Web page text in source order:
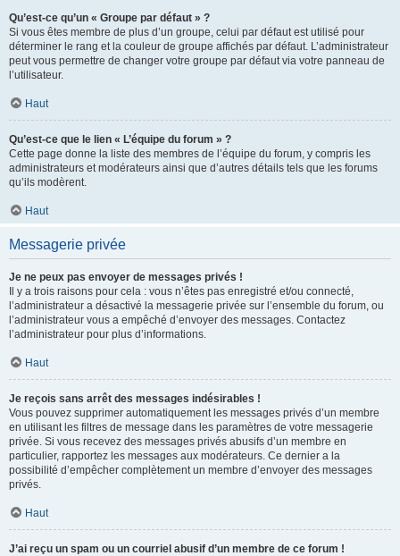
Qu’est-ce qu’un « Groupe par défaut » ?
Si vous êtes membre de plus d’un groupe, celui par défaut est utilisé pour
déterminer le rang et la couleur de groupe affichés par défaut. L’administrateur
peut vous permettre de changer votre groupe par défaut via votre panneau de
l’utilisateur.
Haut
Qu’est-ce que le lien « L’équipe du forum » ?
Cette page donne la liste des membres de l’équipe du forum, y compris les
administrateurs et modérateurs ainsi que d’autres détails tels que les forums
qu’ils modèrent.
Haut
Messagerie privée
Je ne peux pas envoyer de messages privés !
Il y a trois raisons pour cela : vous n’êtes pas enregistré et/ou connecté,
l’administrateur a désactivé la messagerie privée sur l’ensemble du forum, ou
l’administrateur vous a empêché d’envoyer des messages. Contactez
l’administrateur pour plus d’informations.
Haut
Je reçois sans arrêt des messages indésirables !
Vous pouvez supprimer automatiquement les messages privés d’un membre
en utilisant les filtres de message dans les paramètres de votre messagerie
privée. Si vous recevez des messages privés abusifs d’un membre en
particulier, rapportez les messages aux modérateurs. Ce dernier a la
possibilité d’empêcher complètement un membre d’envoyer des messages
privés.
Haut
J’ai reçu un spam ou un courriel abusif d’un membre de ce forum !